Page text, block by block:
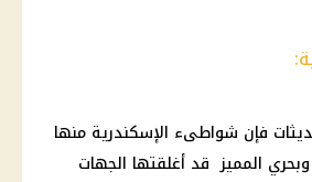
فإن شواطىء الإسكندرية منها
المميز قد أغلقتها الجهات